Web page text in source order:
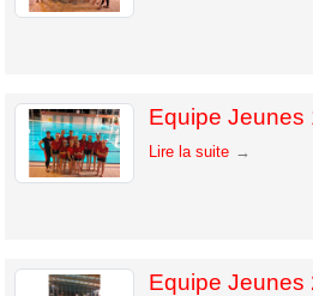
Equipe Jeunes
Lire la suite
Equipe Jeunes